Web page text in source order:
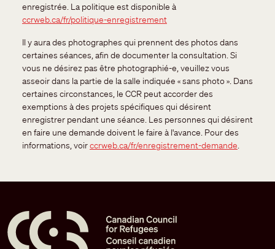
enregistrée. La politique est disponible à
ccrweb.ca/fr/politique-enregistrement
Il y aura des photographes qui prennent des photos dans
certaines séances, afin de documenter la consultation. Si
vous ne désirez pas être photographié-e, veuillez vous
asseoir dans la partie de la salle indiquée « sans photo ». Dans
certaines circonstances, le CCR peut accorder des
exemptions à des projets spécifiques qui désirent
enregistrer pendant une séance. Les personnes qui désirent
en faire une demande doivent le faire à l'avance. Pour des
informations, voirccrweb.ca/fr/enregistrement-demande.